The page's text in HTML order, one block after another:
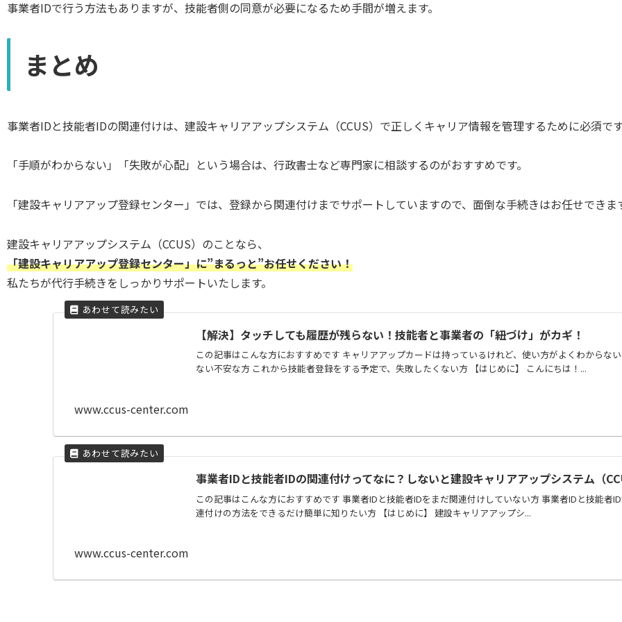
事業者IDで行う方法もありますが、技能者側の同意が必要になるため手間が増えます。
まとめ
事業者IDと技能者IDの関連付けは、建設キャリアアップシステム（CCUS）で正しくキャリア情報を管理するために必須です
「手順がわからない」「失敗が心配」という場合は、行政書士など専門家に相談するのがおすすめです。
「建設キャリアアップ登録センター」では、登録から関連付けまでサポートしていますので、面倒な手続きはお任せできま
建設キャリアアップシステム（CCUS）のことなら、
「建設キャリアアップ登録センター」に”まるっと”お任せください！
私たちが代行手続きをしっかりサポートいたします。
【解決】タッチしても履歴が残らない！技能者と事業者の「紐づけ」がカギ！
この記事はこんな方におすすめです キャリアアップカードは持っているけれど、使い方がよくわからな
ない不安な方 これから技能者登録をする予定で、失敗したくない方 【はじめに】 こんにちは！...
www.ccus-center.com
事業者IDと技能者IDの関連付けってなに？しないと建設キャリアアップシステム（
この記事はこんな方におすすめです 事業者IDと技能者IDをまだ関連付けしていない方 事業者IDと技能者
連付けの方法をできるだけ簡単に知りたい方 【はじめに】 建設キャリアアップシ...
www.ccus-center.com